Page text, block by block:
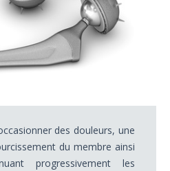
des douleurs, une
du membre ainsi
progressivement les